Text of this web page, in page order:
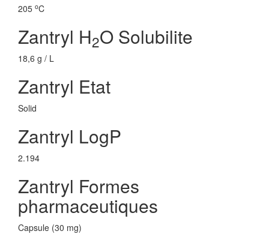
205 oC
Zantryl H2O Solubilite
18,6 g / L
Zantryl Etat
Solid
Zantryl LogP
2.194
Zantryl Formes
pharmaceutiques
Capsule (30 mg)